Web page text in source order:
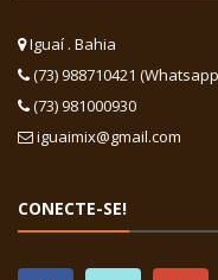
Iguaí . Bahia
(73) 988710421
(73) 981000930
iguaimix@gmail.com
CONECTE-SE!